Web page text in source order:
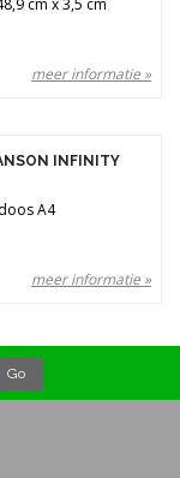
cm x 3,5 cm
meer informatie »
INFINITY
A4
meer informatie »